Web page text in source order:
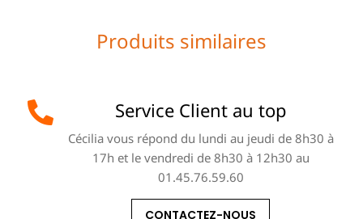
Produits similaires
Service Client au top
Cécilia vous répond du lundi au jeudi de 8h30 à
17h et le vendredi de 8h30 à 12h30 au
01.45.76.59.60
CONTACTEZ-NOUS